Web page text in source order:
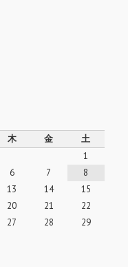
木 金
土
1
6 7
8
13 14
15
20 21
22
27 28
29